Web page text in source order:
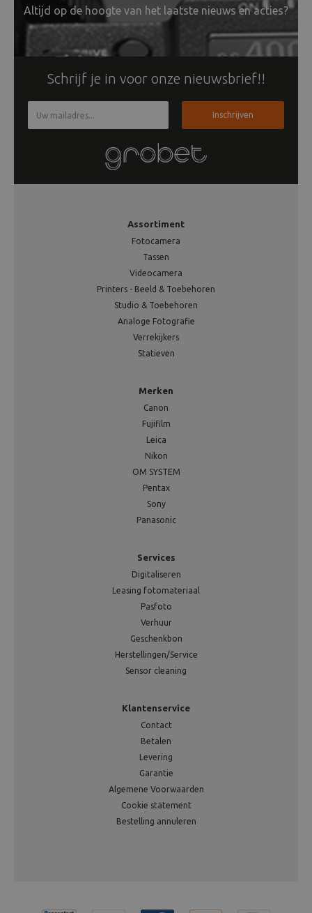
Altijd op de hoogte van het laatste nieuws en acties?
Schrijf je in voor onze nieuwsbrief!!
Inschrijven
Assortiment
Fotocamera
Tassen
Videocamera
Printers - Beeld & Toebehoren
Studio & Toebehoren
Analoge Fotografie
Verrekijkers
Statieven
Merken
Canon
Fujifilm
Leica
Nikon
OM SYSTEM
Pentax
Sony
Panasonic
Services
Digitaliseren
Leasing fotomateriaal
Pasfoto
Verhuur
Geschenkbon
Herstellingen/Service
Sensor cleaning
Klantenservice
Contact
Betalen
Levering
Garantie
Algemene Voorwaarden
Cookie statement
Bestelling annuleren